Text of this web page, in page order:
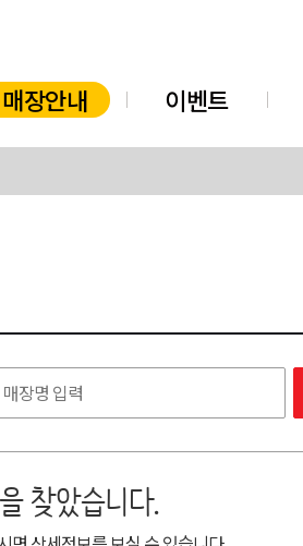
매장안내 이벤트
찾았습니다.